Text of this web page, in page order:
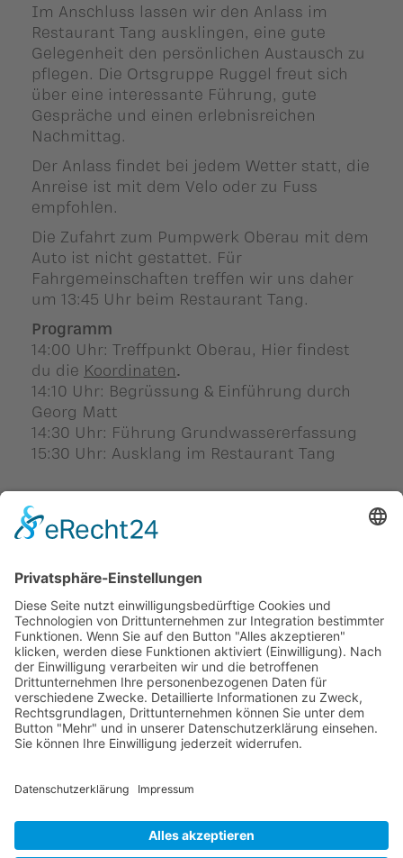
Diesen Beitrag teilen
Im Anschluss lassen wir den Anlass im
Restaurant Tang ausklingen, eine gute
Gelegenheit den persönlichen Austausch zu
pflegen. Die Ortsgruppe Ruggel freut sich
über eine interessante Führung, gute
Gespräche und einen erlebnisreichen
Nachmittag.
Der Anlass findet bei jedem Wetter statt, die
Anreise ist mit dem Velo oder zu Fuss
empfohlen.
Die Zufahrt zum Pumpwerk Oberau mit dem
Auto ist nicht gestattet. Für
Fahrgemeinschaften treffen wir uns daher
um 13:45 Uhr beim Restaurant Tang.
Programm
14:00 Uhr: Treffpunkt Oberau, Hier findest
du die Koordinaten.
14:10 Uhr: Begrüssung & Einführung durch
Georg Matt
14:30 Uhr: Führung Grundwassererfassung
15:30 Uhr: Ausklang im Restaurant Tang